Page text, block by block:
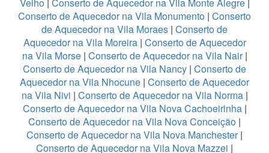
Conserto de Aquecedor na Vila Monumento | Conserto
de Aquecedor na Vila Moraes | Conserto de
Aquecedor na Vila Moreira| Conserto de Aquecedor
na Vila Morse| Conserto de Aquecedor na Vila Nair|
Conserto de Aquecedor na Vila Nancy | Conserto de
Aquecedor na Vila Nhocune | Conserto de Aquecedor
na Vila Nivi | Conserto de Aquecedor na Vila Norma|
Conserto de Aquecedor na Vila Nova Cachoeirinha|
Conserto de Aquecedor na Vila Nova Conceição |
Conserto de Aquecedor na Vila Nova Manchester|
Conserto de Aquecedor na Vila Nova Mazzei |